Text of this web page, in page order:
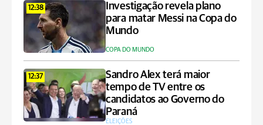
12:38
Investigação revela plano
para matar Messi na Copa do
Mundo
COPA DO MUNDO
12:37
Sandro Alex terá maior
tempo de TV entre os
candidatos ao Governo do
Paraná
ELEIÇÕES